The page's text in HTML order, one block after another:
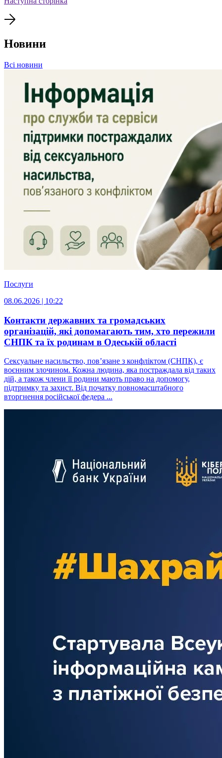
Новини
Всі новини
Послуги
08.06.2026 | 10:22
Контакти державних та громадських
організацій, які допомагають тим, хто пережили
СНПК та їх родинам в Одеській області
Сексуальне насильство, пов’язане з конфліктом (СНПК), є
воєнним злочином. Кожна людина, яка постраждала від таких
дій, а також члени її родини мають право на допомогу,
підтримку та захист. Від початку повномасштабного
вторгнення російської федера ...